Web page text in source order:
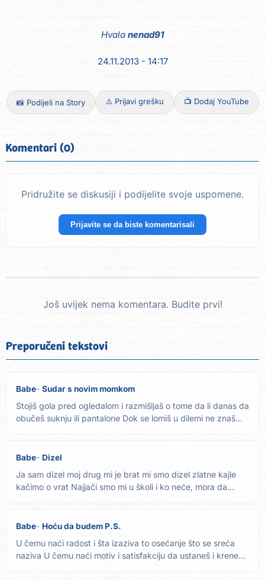
Hvala nenad91
24.11.2013 - 14:17
📸 Podijeli na Story ⚠️ Prijavi grešku 📺 Dodaj YouTube
Komentari (0)
Pridružite se diskusiji i podijelite svoje uspomene.
Prijavite se da biste komentarisali
Još uvijek nema komentara. Budite prvi!
Preporučeni tekstovi
Babe Sudar s novim momkom
Stojiš gola pred ogledalom i razmišljaš o tome da li danas da
obučeš suknju ili pantalone Dok se lomiš u dilemi ne znaš...
Babe Dizel
Ja sam dizel moj drug mi je brat mi smo dizel zlatne kajle
kačimo o vrat Najjači smo mi u školi i ko neće, mora da
Babe Hoću da budem P.S.
U čemu naći radost i šta izaziva to osećanje što se sreća
naziva U čemu naći motiv i satisfakciju da ustaneš i kreneš